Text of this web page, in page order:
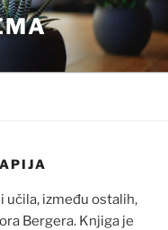
učila, između ostalih,
Bergera. Knjiga je